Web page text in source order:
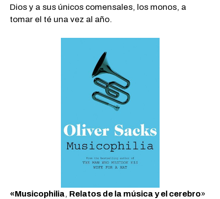
Dios y a sus únicos comensales, los monos, a
tomar el té una vez al año.
«Musicophilia, Relatos de la música y el cerebro»